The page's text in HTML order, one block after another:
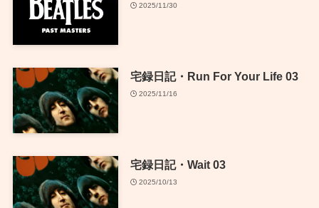
2025/11/30
宅録日記・Run For Your Life 03
2025/11/16
宅録日記・Wait 03
2025/10/13